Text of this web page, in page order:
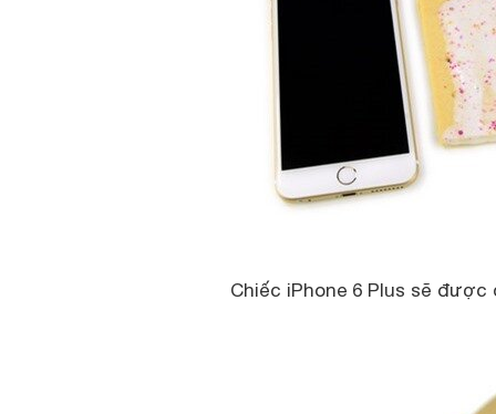
Chiếc iPhone 6 Plus sẽ